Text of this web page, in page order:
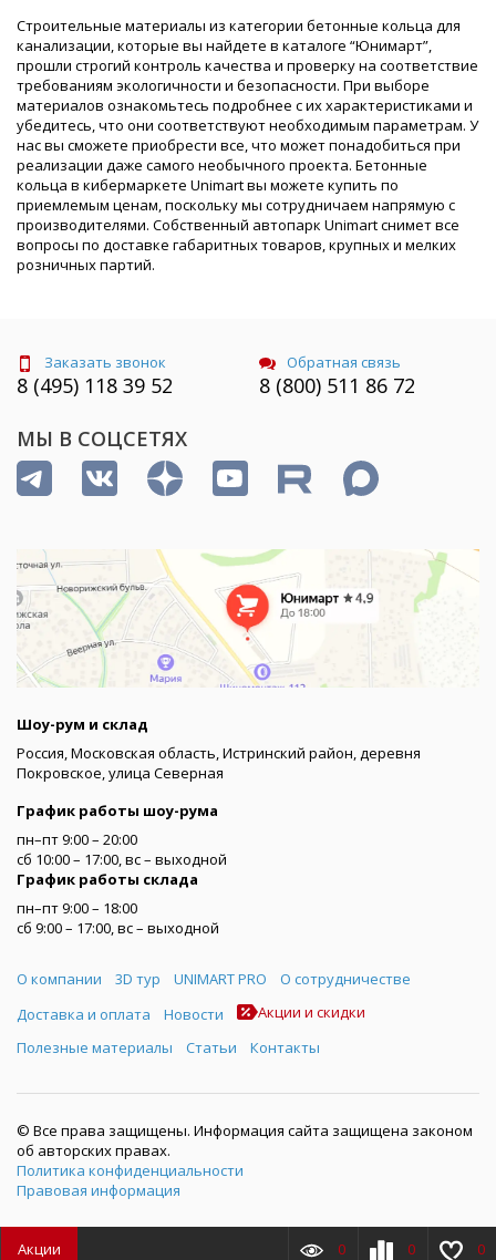
Строительные материалы из категории бетонные кольца для
канализации, которые вы найдете в каталоге “Юнимарт”,
прошли строгий контроль качества и проверку на соответствие
требованиям экологичности и безопасности. При выборе
материалов ознакомьтесь подробнее с их характеристиками и
убедитесь, что они соответствуют необходимым параметрам. У
нас вы сможете приобрести все, что может понадобиться при
реализации даже самого необычного проекта. Бетонные
кольца в кибермаркете Unimart вы можете купить по
приемлемым ценам, поскольку мы сотрудничаем напрямую с
производителями. Собственный автопарк Unimart снимет все
вопросы по доставке габаритных товаров, крупных и мелких
розничных партий.
Заказать звонок
8 (495) 118 39 52
Обратная связь
8 (800) 511 86 72
МЫ В СОЦСЕТЯХ
Шоу-рум и склад
Россия, Московская область, Истринский район, деревня
Покровское, улица Северная
График работы шоу-рума
пн–пт 9:00 – 20:00
сб 10:00 – 17:00, вс – выходной
График работы склада
пн–пт 9:00 – 18:00
сб 9:00 – 17:00, вс – выходной
Меню
О компании 3D тур UNIMART PRO
О сотрудничестве
Доставка и оплата
Новости
Акции и скидки
Полезные материалы
Статьи Контакты
© Все права защищены. Информация сайта защищена законом
об авторских правах.
Политика конфиденциальности
Правовая информация
Акции 0 0 0